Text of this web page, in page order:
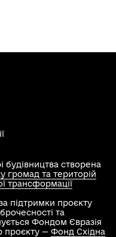
створена
громад та територій
трансформації
підтримки проєкту
та
Фондом Євразія
проєкту — Фонд Східна